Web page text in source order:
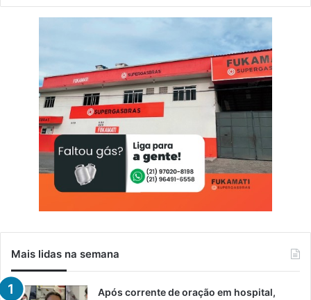
Mais lidas na semana
Após corrente de oração em hospital,